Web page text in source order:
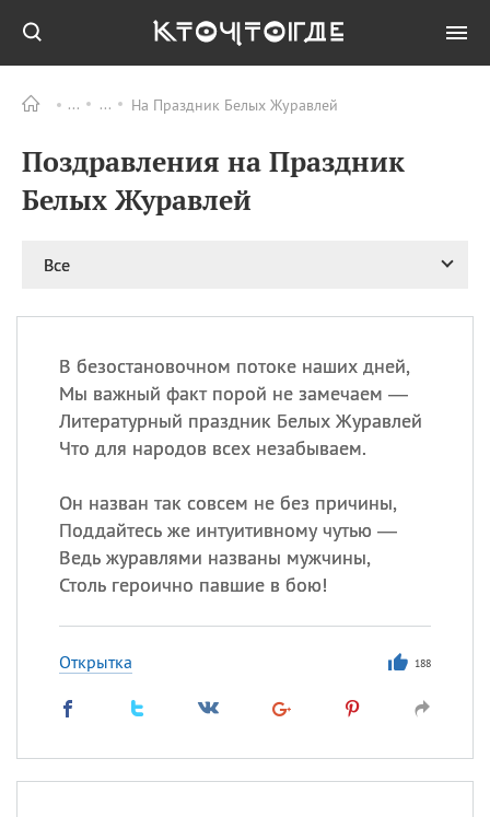
На Праздник Белых Журавлей
Поздравления на Праздник
Белых Журавлей
Все
В безостановочном потоке наших дней,
Мы важный факт порой не замечаем —
Литературный праздник Белых Журавлей
Что для народов всех незабываем.
Он назван так совсем не без причины,
Поддайтесь же интуитивному чутью —
Ведь журавлями названы мужчины,
Столь героично павшие в бою!
Открытка 188
ПРАЗДНИКИ
11.08 Рождество святителя
Николая Чудотворца
11.08
праздник
12.08 День
Военно‑воздушных сил
(День ВВС) РФ
ИМЕНА
Сегодня празднуют именины
Акакий,Василий
Еще
,
Антонина
Еще